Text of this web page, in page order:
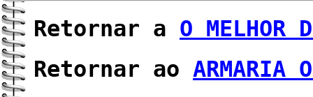
Retornar a O MELHOR
Retornar ao ARMARIA